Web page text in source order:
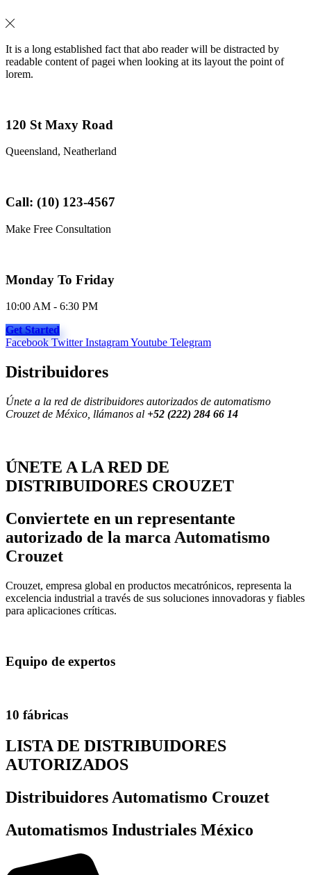
It is a long established fact that abo reader will be distracted by
readable content of pagei when looking at its layout the point of
lorem.
120 St Maxy Road
Queensland, Neatherland
Call: (10) 123-4567
Make Free Consultation
Monday To Friday
10:00 AM - 6:30 PM
Get Started
Facebook Twitter InstagramYoutube Telegram
Distribuidores
Únete a la red de distribuidores autorizados de automatismo
Crouzet de México, llámanos al +52 (222) 284 66 14
ÚNETE A LA RED DE
DISTRIBUIDORES CROUZET
Conviertete en un representante
autorizado de la marca Automatismo
Crouzet
Crouzet, empresa global en productos mecatrónicos, representa la
excelencia industrial a través de sus soluciones innovadoras y fiables
para aplicaciones críticas.
Equipo de expertos
10 fábricas
LISTA DE DISTRIBUIDORES
AUTORIZADOS
Distribuidores Automatismo Crouzet
Automatismos Industriales México